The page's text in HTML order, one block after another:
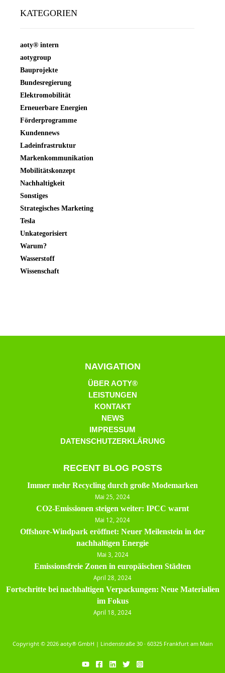
KATEGORIEN
aoty® intern
aotygroup
Bauprojekte
Bundesregierung
Elektromobilität
Erneuerbare Energien
Förderprogramme
Kundennews
Ladeinfrastruktur
Markenkommunikation
Mobilitätskonzept
Nachhaltigkeit
Sonstiges
Strategisches Marketing
Tesla
Unkategorisiert
Warum?
Wasserstoff
Wissenschaft
NAVIGATION
ÜBER AOTY®
LEISTUNGEN
KONTAKT
NEWS
IMPRESSUM
DATENSCHUTZERKLÄRUNG
RECENT BLOG POSTS
Immer mehr Recycling durch große Modemarken
Mai 25, 2024
CO2-Emissionen steigen weiter: IPCC warnt
Mai 12, 2024
Offshore-Windpark eröffnet: Neuer Meilenstein in der
nachhaltigen Energie
Mai 3, 2024
Emissionsfreie Zonen in europäischen Städten
April 28, 2024
Fortschritte bei nachhaltigen Verpackungen: Neue Materialien
im Fokus
April 18, 2024
Copyright © 2026 aoty® GmbH | Lindenstraße 30 · 60325 Frankfurt am Main